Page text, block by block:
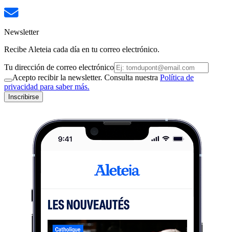
Newsletter
Recibe Aleteia cada día en tu correo electrónico.
Tu dirección de correo electrónico
Acepto recibir la newsletter. Consulta nuestra Política de
privacidad para saber más.
Inscribirse